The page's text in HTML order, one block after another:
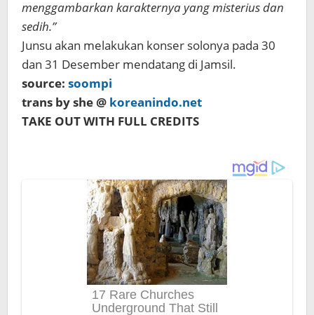
menggambarkan karakternya yang misterius dan
sedih.”
Junsu akan melakukan konser solonya pada 30
dan 31 Desember mendatang di Jamsil.
source: soompi
trans by she @ koreanindo.net
TAKE OUT WITH FULL CREDITS